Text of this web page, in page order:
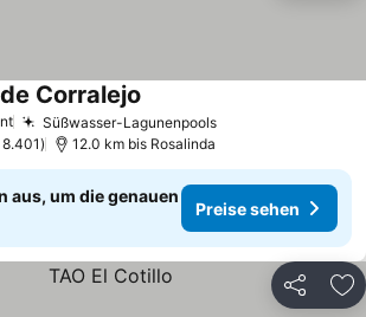
Süßwasser-Lagunenpools
Corralejo
8.401 12.0 km bis Rosalinda
aus, um die genauen
Preise sehen
Teilen